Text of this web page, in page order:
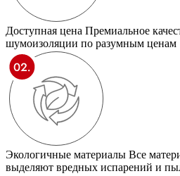
Доступная цена Премиальное
шумоизоляции по разумным ценам
Экологичные материалы Все
выделяют вредных испарений и